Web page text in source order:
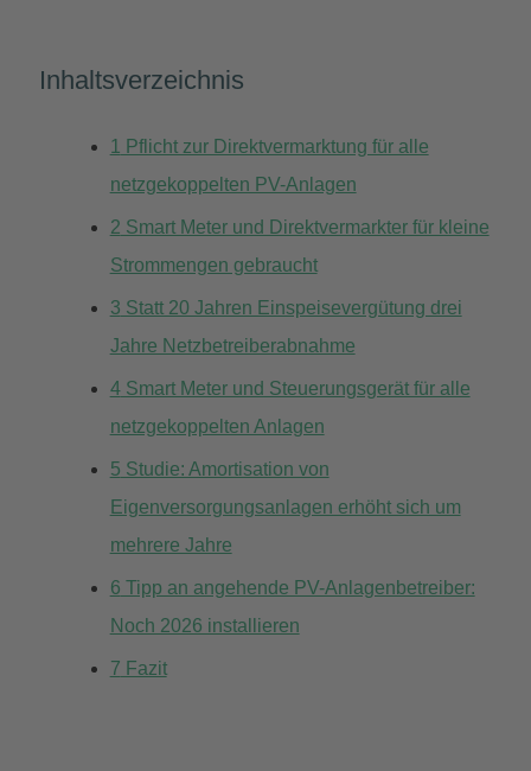
Inhaltsverzeichnis
1
Pflicht zur Direktvermarktung für alle
netzgekoppelten PV-Anlagen
2 Smart Meter und Direktvermarkter für kleine
Strommengen gebraucht
3 Statt 20 Jahren Einspeisevergütung drei
Jahre Netzbetreiberabnahme
4Smart Meter und Steuerungsgerät für alle
netzgekoppelten Anlagen
5 Studie: Amortisation von
Eigenversorgungsanlagen erhöht sich um
mehrere Jahre
6 Tipp an angehende PV-Anlagenbetreiber:
Noch 2026 installieren
7 Fazit